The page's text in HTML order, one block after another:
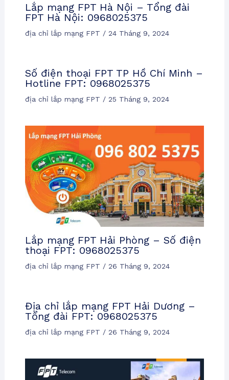
Lắp mạng FPT Hà Nội – Tổng đài
FPT Hà Nội: 0968025375
địa chỉ lắp mạng FPT / 24 Tháng 9, 2024
Số điện thoại FPT TP Hồ Chí Minh –
Hotline FPT: 0968025375
địa chỉ lắp mạng FPT / 25 Tháng 9, 2024
Lắp mạng FPT Hải Phòng – Số điện
thoại FPT: 0968025375
địa chỉ lắp mạng FPT / 26 Tháng 9, 2024
Địa chỉ lắp mạng FPT Hải Dương –
Tổng đài FPT: 0968025375
địa chỉ lắp mạng FPT / 26 Tháng 9, 2024